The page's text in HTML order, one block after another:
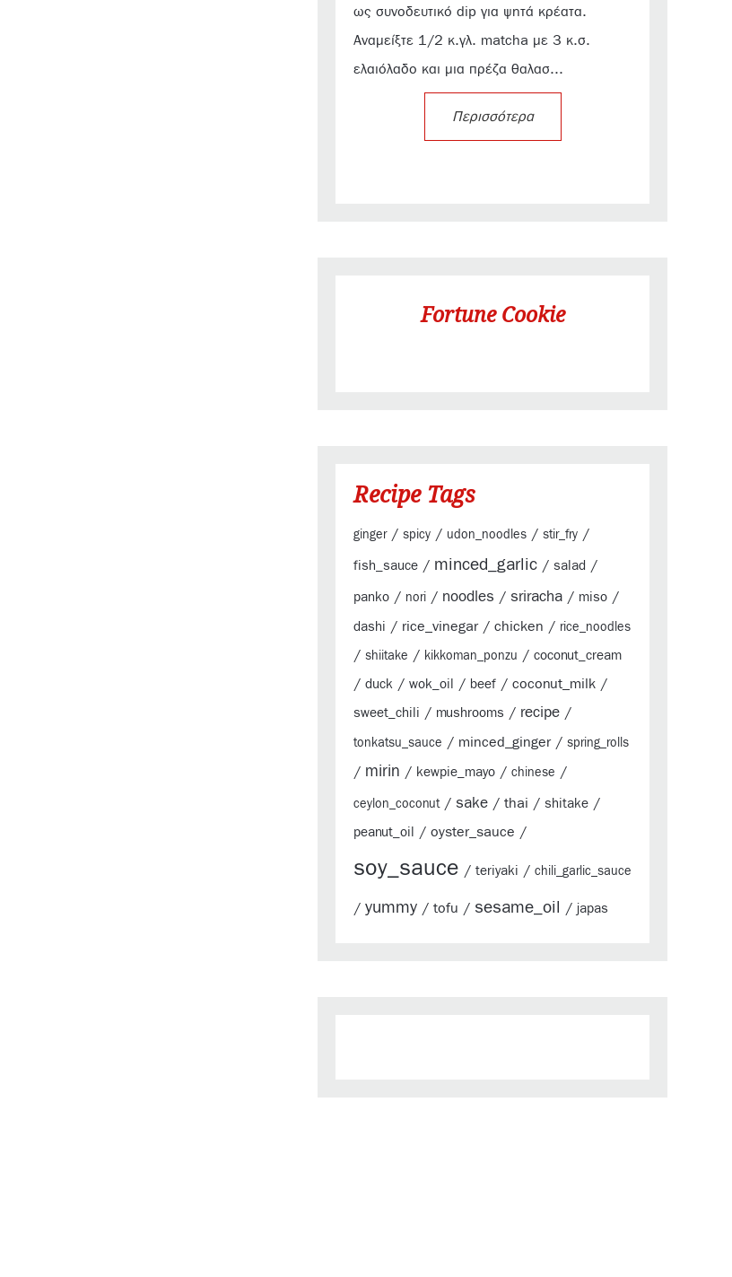
ως συνοδευτικό dip για ψητά κρέατα.
Αναμείξτε 1/2 κ.γλ. matcha με 3 κ.σ.
ελαιόλαδο και μια πρέζα θαλασ...
Περισσότερα
Fortune Cookie
Recipe Tags
ginger/ spicy / udon_noodles / stir_fry /
fish_sauce / minced_garlic / salad /
panko / nori / noodles / sriracha / miso /
dashi / rice_vinegar/ chicken / rice_noodles
/ shiitake / kikkoman_ponzu / coconut_cream
/ duck / wok_oil / beef / coconut_milk /
sweet_chili / mushrooms / recipe /
tonkatsu_sauce / minced_ginger/ spring_rolls
/ mirin / kewpie_mayo / chinese /
ceylon_coconut / sake / thai / shitake /
peanut_oil / oyster_sauce /
soy_sauce / teriyaki / chili_garlic_sauce
/ yummy / tofu / sesame_oil / japas